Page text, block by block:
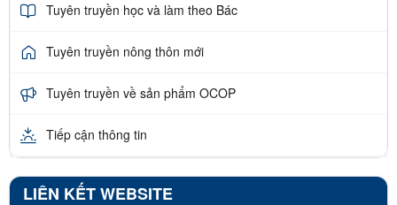
Tuyên truyền học và làm theo Bác
Tuyên truyền nông thôn mới
Tuyên truyền về sản phẩm OCOP
Tiếp cận thông tin
LIÊN KẾT WEBSITE